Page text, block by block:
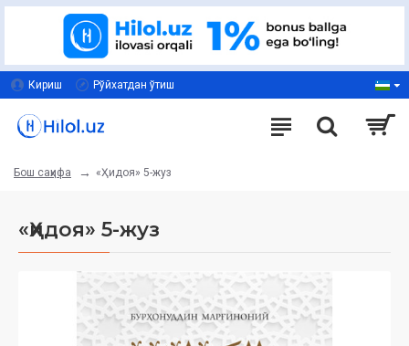
Кириш Рўйхатдан ўтиш
Бош саҳифа «Ҳидоя» 5-жуз
«Ҳидоя» 5-жуз